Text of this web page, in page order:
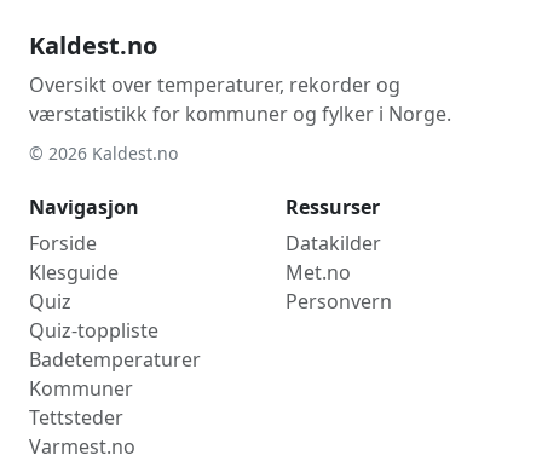
Kaldest.no
Oversikt over temperaturer, rekorder og
værstatistikk for kommuner og fylker i Norge.
© 2026 Kaldest.no
Navigasjon
Forside
Klesguide
Quiz
Quiz-toppliste
Badetemperaturer
Kommuner
Tettsteder
Varmest.no
Ressurser
Datakilder
Met.no
Personvern